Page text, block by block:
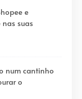
e
suas
num cantinho
o